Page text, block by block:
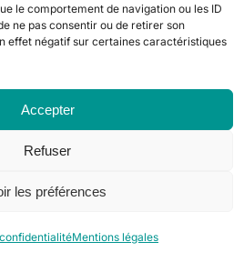
le comportement de navigation ou les ID
ne pas consentir ou de retirer son
effet négatif sur certaines caractéristiques
Accepter
Refuser
les préférences
Mentions légales